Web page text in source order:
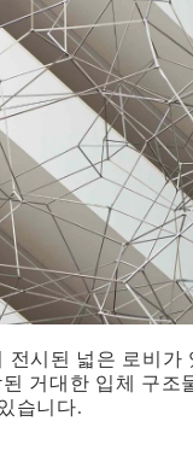
전시된 넓은 로비가
거대한 입체 구조
습니다.